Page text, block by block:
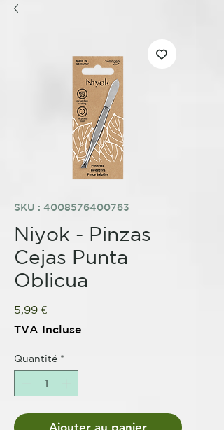
SKU : 4008576400763
Niyok - Pinzas
Cejas Punta
Oblicua
5,99 €Prix
TVA Incluse
Quantité *
Ajouter au panier